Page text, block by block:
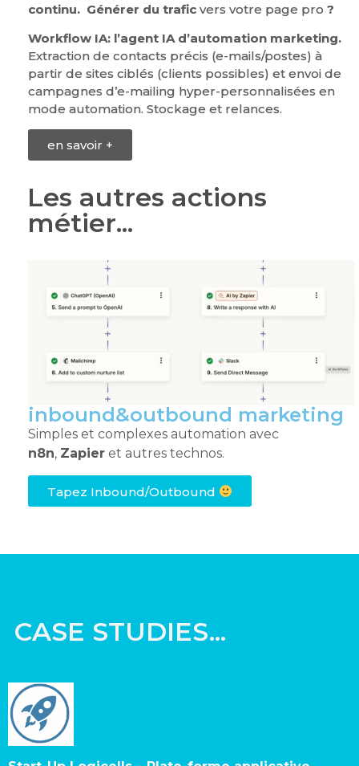
continu. Générer du trafic vers votre page pro ?
Workflow IA: l’agent IA d’automation marketing.
Extraction de contacts précis (e-mails/postes) à
partir de sites ciblés (clients possibles) et envoi de
campagnes d’e-mailing hyper-personnalisées en
mode automation. Stockage et relances.
en savoir +
Les autres actions
métier...
inbound&outbound marketing
Simples et complexes automation avec
n8n, Zapier et autres technos.
Tapez Inbound/Outbound
CASE STUDIES...